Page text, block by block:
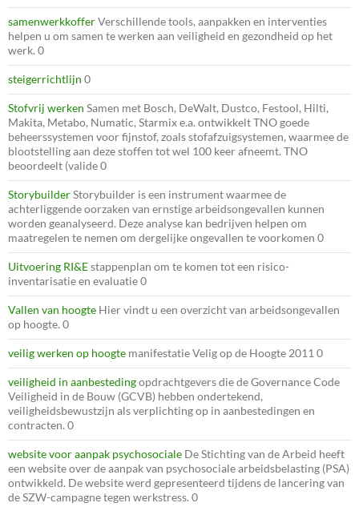
samenwerkkofferVerschillende tools, aanpakken en interventies
helpen u om samen te werken aan veiligheid en gezondheid op het
werk. 0
steigerrichtlijn 0
Stofvrij werken Samen met Bosch, DeWalt, Dustco, Festool, Hilti,
Makita, Metabo, Numatic, Starmix e.a. ontwikkelt TNO goede
beheerssystemen voor fijnstof, zoals stofafzuigsystemen, waarmee de
blootstelling aan deze stoffen tot wel 100 keer afneemt. TNO
beoordeelt (valide 0
StorybuilderStorybuilder is een instrument waarmee de
achterliggende oorzaken van ernstige arbeidsongevallen kunnen
worden geanalyseerd. Deze analyse kan bedrijven helpen om
maatregelen te nemen om dergelijke ongevallen te voorkomen 0
Uitvoering RI&Estappenplan om te komen tot een risico-
inventarisatie en evaluatie 0
Vallen van hoogte Hier vindt u een overzicht van arbeidsongevallen
op hoogte. 0
veilig werken op hoogte manifestatie Velig op de Hoogte 2011 0
veiligheid in aanbestedingopdrachtgevers die de Governance Code
Veiligheid in de Bouw (GCVB) hebben ondertekend,
veiligheidsbewustzijn als verplichting op in aanbestedingen en
contracten. 0
website voor aanpak psychosociale De Stichting van de Arbeid heeft
een website over de aanpak van psychosociale arbeidsbelasting (PSA)
ontwikkeld. De website werd gepresenteerd tijdens de lancering van
de SZW-campagne tegen werkstress. 0